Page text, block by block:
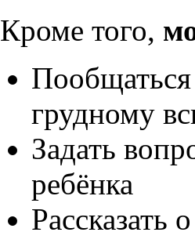
Кроме того,
Пообщаться
грудному
Задать
ребёнка
Рассказать